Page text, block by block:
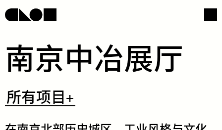
​南​​京​​中​​冶​​展​​厅​
​所有项目+
所有项目+